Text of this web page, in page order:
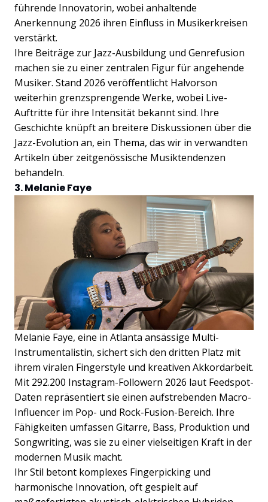
führende Innovatorin, wobei anhaltende
Anerkennung 2026 ihren Einfluss in Musikerkreisen
verstärkt.
Ihre Beiträge zur Jazz-Ausbildung und Genrefusion
machen sie zu einer zentralen Figur für angehende
Musiker. Stand 2026 veröffentlicht Halvorson
weiterhin grenzsprengende Werke, wobei Live-
Auftritte für ihre Intensität bekannt sind. Ihre
Geschichte knüpft an breitere Diskussionen über die
Jazz-Evolution an, ein Thema, das wir in verwandten
Artikeln über zeitgenössische Musiktendenzen
behandeln.
3. Melanie Faye
Melanie Faye, eine in Atlanta ansässige Multi-
Instrumentalistin, sichert sich den dritten Platz mit
ihrem viralen Fingerstyle und kreativen Akkordarbeit.
Mit 292.200 Instagram-Followern 2026 laut Feedspot-
Daten repräsentiert sie einen aufstrebenden Macro-
Influencer im Pop- und Rock-Fusion-Bereich. Ihre
Fähigkeiten umfassen Gitarre, Bass, Produktion und
Songwriting, was sie zu einer vielseitigen Kraft in der
modernen Musik macht.
Ihr Stil betont komplexes Fingerpicking und
harmonische Innovation, oft gespielt auf